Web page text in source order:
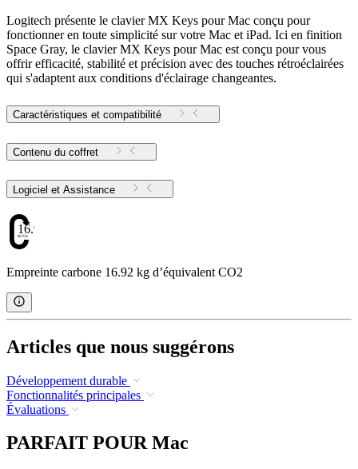
Logitech présente le clavier MX Keys pour Mac conçu pour
fonctionner en toute simplicité sur votre Mac et iPad. Ici en finition
Space Gray, le clavier MX Keys pour Mac est conçu pour vous
offrir efficacité, stabilité et précision avec des touches rétroéclairées
qui s'adaptent aux conditions d'éclairage changeantes.
Caractéristiques et compatibilité
Contenu du coffret
Logiciel et Assistance
16.92
Empreinte carbone 16.92 kg d’équivalent CO2
Articles que nous suggérons
Développement durable
Fonctionnalités principales
Évaluations
PARFAIT POUR Mac